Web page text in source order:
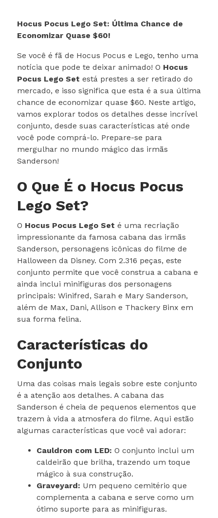
Hocus Pocus Lego Set: Última Chance de
Economizar Quase $60!
Se você é fã de Hocus Pocus e Lego, tenho uma
notícia que pode te deixar animado! O Hocus
Pocus Lego Set está prestes a ser retirado do
mercado, e isso significa que esta é a sua última
chance de economizar quase $60. Neste artigo,
vamos explorar todos os detalhes desse incrível
conjunto, desde suas características até onde
você pode comprá-lo. Prepare-se para
mergulhar no mundo mágico das irmãs
Sanderson!
O Que É o Hocus Pocus
Lego Set?
O Hocus Pocus Lego Set é uma recriação
impressionante da famosa cabana das irmãs
Sanderson, personagens icônicas do filme de
Halloween da Disney. Com 2.316 peças, este
conjunto permite que você construa a cabana e
ainda inclui minifiguras dos personagens
principais: Winifred, Sarah e Mary Sanderson,
além de Max, Dani, Allison e Thackery Binx em
sua forma felina.
Características do
Conjunto
Uma das coisas mais legais sobre este conjunto
é a atenção aos detalhes. A cabana das
Sanderson é cheia de pequenos elementos que
trazem à vida a atmosfera do filme. Aqui estão
algumas características que você vai adorar:
Cauldron com LED: O conjunto inclui um
caldeirão que brilha, trazendo um toque
mágico à sua construção.
Graveyard: Um pequeno cemitério que
complementa a cabana e serve como um
ótimo suporte para as minifiguras.